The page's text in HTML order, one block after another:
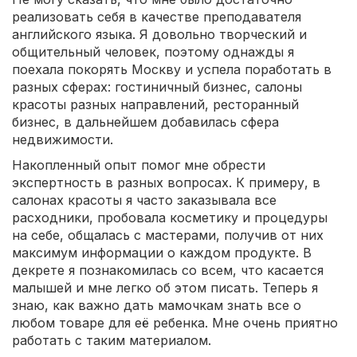
реализовать себя в качестве преподавателя
английского языка. Я довольно творческий и
общительный человек, поэтому однажды я
поехала покорять Москву и успела поработать в
разных сферах: гостиничный бизнес, салоны
красоты разных направлений, ресторанный
бизнес, в дальнейшем добавилась сфера
недвижимости.
Накопленный опыт помог мне обрести
экспертность в разных вопросах. К примеру, в
салонах красоты я часто заказывала все
расходники, пробовала косметику и процедуры
на себе, общалась с мастерами, получив от них
максимум информации о каждом продукте. В
декрете я познакомилась со всем, что касается
малышей и мне легко об этом писать. Теперь я
знаю, как важно дать мамочкам знать все о
любом товаре для её ребенка. Мне очень приятно
работать с таким материалом.